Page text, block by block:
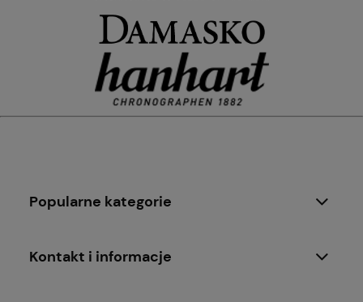
Popularne kategorie
Kontakt i informacje